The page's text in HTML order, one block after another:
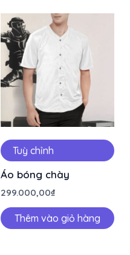
Tuỳ chỉnh
Áo bóng chày
299.000,00₫
Thêm vào giỏ hàng